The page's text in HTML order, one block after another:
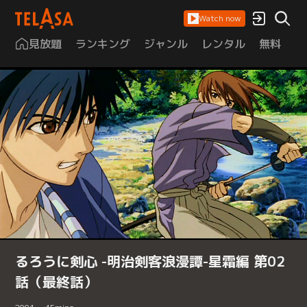
Watch now
見放題 ランキング ジャンル レンタル 無料
るろうに剣心 -明治剣客浪漫譚-星霜編 第02
話（最終話）